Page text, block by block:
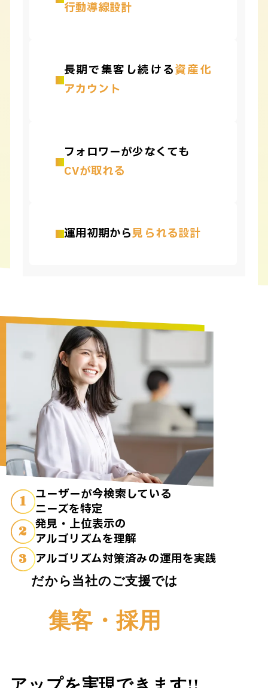
行動導線設計
長期で集客し続ける資産化
アカウント
フォロワーが少なくても
CVが取れる
運用初期から見られる設計
1 ユーザーが今検索している
ニーズを特定
2 発見・上位表示の
アルゴリズムを理解
3 アルゴリズム対策済みの運用を実践
だから当社のご支援では
集客・採用